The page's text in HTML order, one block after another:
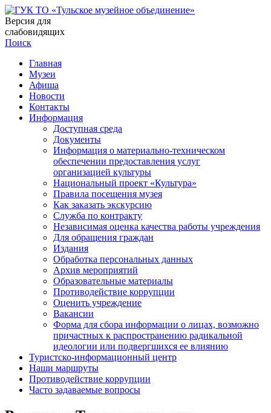
Версия для
слабовидящих
Поиск
Главная
Музеи
Афиша
Новости
Контакты
Информация
Доступная среда
Документы
Информация о материально-техническом
обеспечении предоставления услуг
организацией культуры
Национальный проект «Культура»
Правила посещения музея
Как заказать экскурсию
Служба по контракту
Независимая оценка качества работы учреждения
Для обращения граждан
Издания
Обработка персональных данных
Архив мероприятий
Образовательные материалы
Противодействие коррупции
Оценить учреждение
Вакансии
Форма для сбора информации о лицах, возможно
причастных к распространению радикальной
идеологии или подвергшихся ее влиянию
Туристско-информационный центр
Наши маршруты
Противодействие коррупции
Часто задаваемые вопросы